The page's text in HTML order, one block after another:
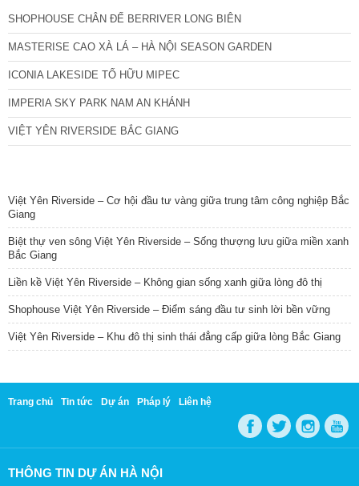
SHOPHOUSE CHÂN ĐẾ BERRIVER LONG BIÊN
MASTERISE CAO XÀ LÁ – HÀ NỘI SEASON GARDEN
ICONIA LAKESIDE TỐ HỮU MIPEC
IMPERIA SKY PARK NAM AN KHÁNH
VIỆT YÊN RIVERSIDE BẮC GIANG
Việt Yên Riverside – Cơ hội đầu tư vàng giữa trung tâm công nghiệp Bắc
Giang
Biệt thự ven sông Việt Yên Riverside – Sống thượng lưu giữa miền xanh
Bắc Giang
Liền kề Việt Yên Riverside – Không gian sống xanh giữa lòng đô thị
Shophouse Việt Yên Riverside – Điểm sáng đầu tư sinh lời bền vững
Việt Yên Riverside – Khu đô thị sinh thái đẳng cấp giữa lòng Bắc Giang
Trang chủ Tin tức Dự án Pháp lý Liên hệ
THÔNG TIN DỰ ÁN HÀ NỘI